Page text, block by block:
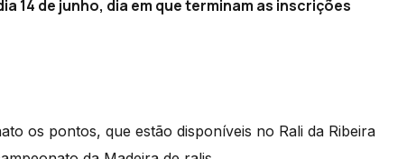
14 de junho, dia em que terminam as inscrições
os pontos, que estão disponíveis no Rali da Ribeira